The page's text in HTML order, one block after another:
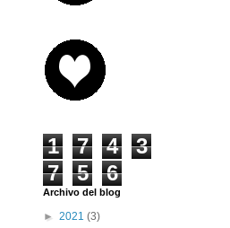
1 7 4
3
7
5 6
Archivo del blog
► 2021 (3)